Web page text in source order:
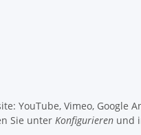
Vimeo, Google
Sie unter Konfigurieren und